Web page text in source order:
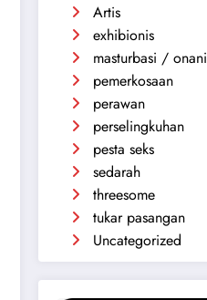
Artis
exhibionis
masturbasi / onani
pemerkosaan
perawan
perselingkuhan
pesta seks
sedarah
threesome
tukar pasangan
Uncategorized